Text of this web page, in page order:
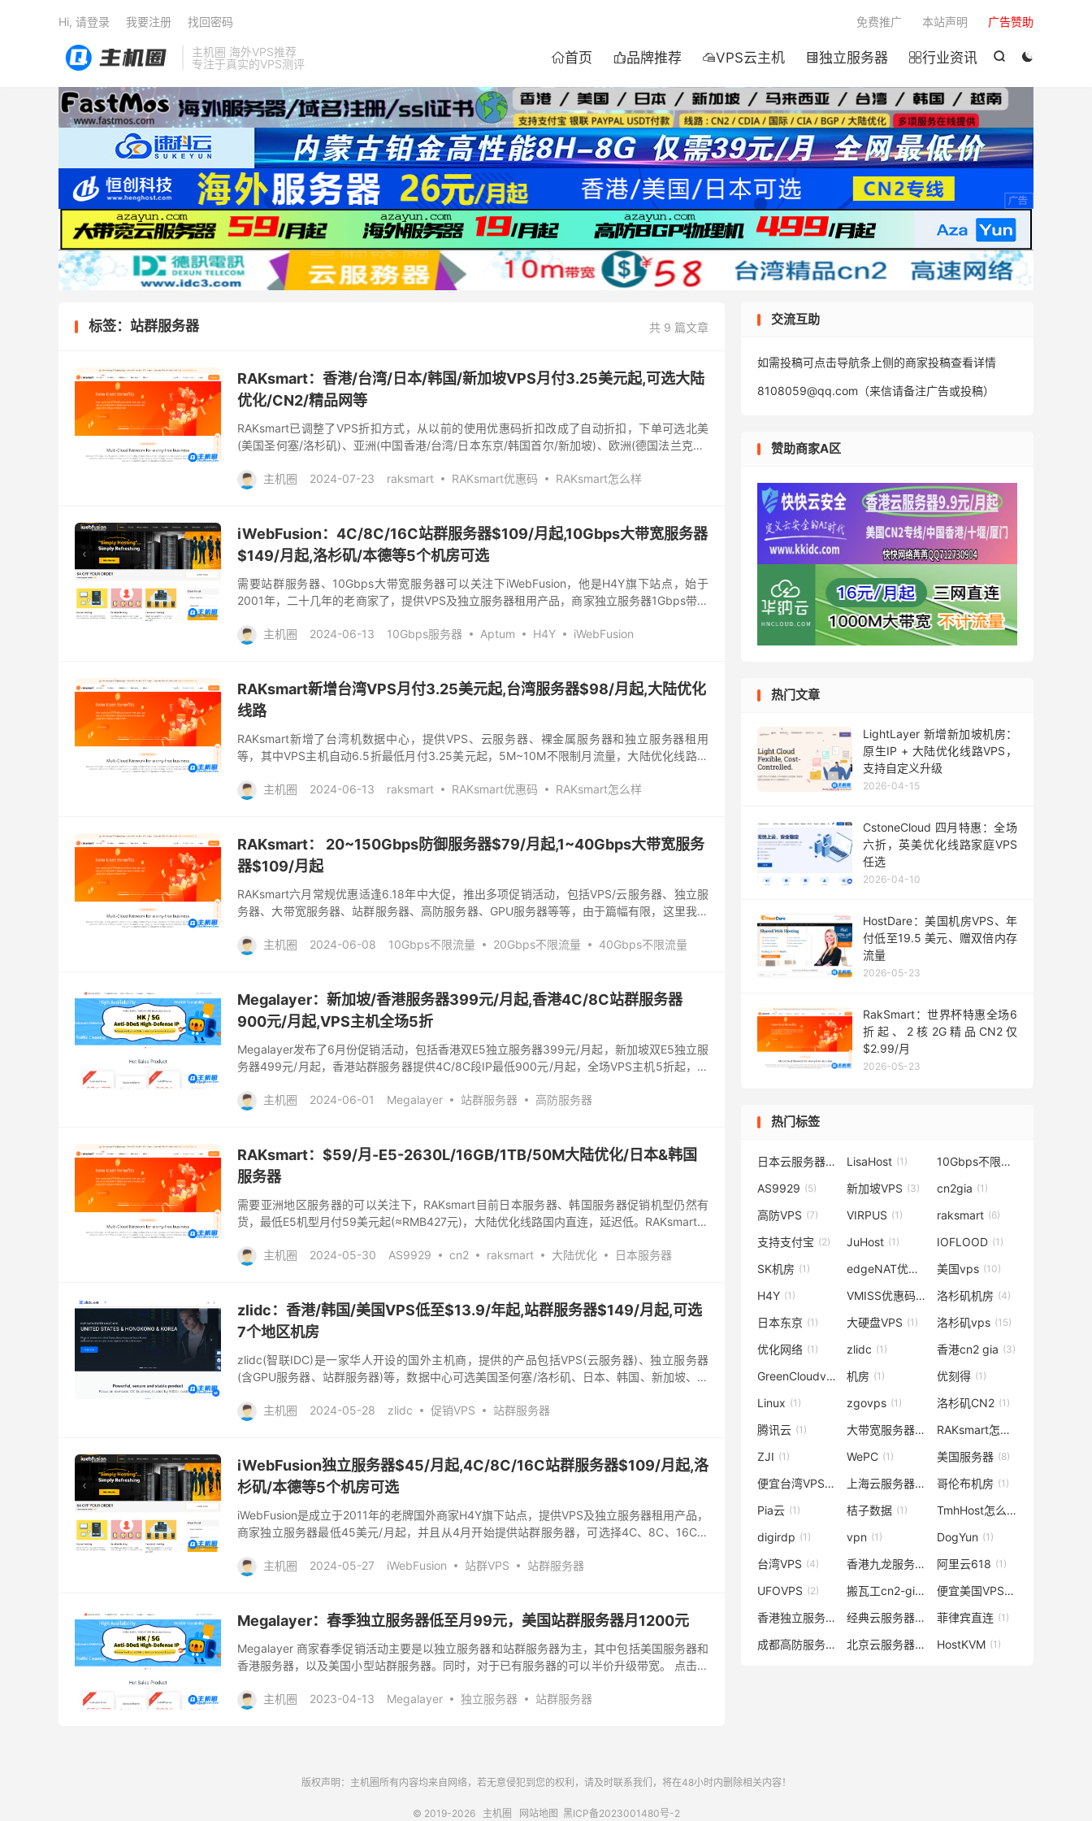
主机圈 海外VPS推荐
专注于真实的VPS测评


首页 品牌推荐 VPS云主机 独立服务器 行业资讯
免费推广 本站声明 广告赞助
Hi, 请登录 我要注册 找回密码
共 9 篇文章
标签：站群服务器
RAKsmart：香港/台湾/日本/韩国/新加坡VPS月付3.25美元起,可选大陆
优化/CN2/精品网等
RAKsmart已调整了VPS折扣方式，从以前的使用优惠码折扣改成了自动折扣，下单可选北美
(美国圣何塞/洛杉矶)、亚洲(中国香港/台湾/日本东京/韩国首尔/新加坡)、欧洲(德国法兰克福)
主机圈
2024-07-23 raksmart RAKsmart优惠码
RAKsmart怎么样
美国站群
韩国VPS 韩国服务器 韩国站群服务器 香港VPS
香港服务器
香港站群
高防服务器
iWebFusion：4C/8C/16C站群服务器$109/月起,10Gbps大带宽服务器
$149/月起,洛杉矶/本德等5个机房可选
需要站群服务器、10Gbps大带宽服务器可以关注下iWebFusion，他是H4Y旗下站点，始于
2001年，二十几年的老商家了，提供VPS及独立服务器租用产品，商家独立服务器1Gbps带宽
主机圈
2024-06-13 10Gbps服务器 Aptum H4Y
iWebFusion
RAKsmart新增台湾VPS月付3.25美元起,台湾服务器$98/月起,大陆优化
线路
RAKsmart新增了台湾机数据中心，提供VPS、云服务器、裸金属服务器和独立服务器租用
等，其中VPS主机自动6.5折最低月付3.25美元起，5M~10M不限制月流量，大陆优化线路；
主机圈
2024-06-13 raksmart RAKsmart优惠码
RAKsmart怎么样
美国站群
韩国VPS 韩国服务器 韩国站群服务器 香港VPS
香港服务器
香港站群
高防服务器
RAKsmart： 20~150Gbps防御服务器$79/月起,1~40Gbps大带宽服务
器$109/月起
RAKsmart六月常规优惠适逢6.18年中大促，推出多项促销活动，包括VPS/云服务器、独立服
务器、大带宽服务器、站群服务器、高防服务器、GPU服务器等等，由于篇幅有限，这里我们
主机圈
2024-06-08 10Gbps不限流量 20Gbps不限流量
40Gbps不限流量
高防服务器
Megalayer：新加坡/香港服务器399元/月起,香港4C/8C站群服务器
900元/月起,VPS主机全场5折
Megalayer发布了6月份促销活动，包括香港双E5独立服务器399元/月起，新加坡双E5独立服
务器499元/月起，香港站群服务器提供4C/8C段IP最低900元/月起，全场VPS主机5折起，可
主机圈
2024-06-01 Megalayer 站群服务器 高防服务器
RAKsmart：$59/月-E5-2630L/16GB/1TB/50M大陆优化/日本&韩国
服务器
需要亚洲地区服务器的可以关注下，RAKsmart目前日本服务器、韩国服务器促销机型仍然有
货，最低E5机型月付59美元起(≈RMB427元)，大陆优化线路国内直连，延迟低。RAKsmart是
主机圈
2024-05-30 AS9929 cn2 raksmart 大陆优化
日本服务器
zlidc：香港/韩国/美国VPS低至$13.9/年起,站群服务器$149/月起,可选
7个地区机房
zlidc(智联IDC)是一家华人开设的国外主机商，提供的产品包括VPS(云服务器)、独立服务器
(含GPU服务器、站群服务器)等，数据中心可选美国圣何塞/洛杉矶、日本、韩国、新加坡、香
主机圈
2024-05-28 zlidc 促销VPS 站群服务器
iWebFusion独立服务器$45/月起,4C/8C/16C站群服务器$109/月起,洛
杉矶/本德等5个机房可选
iWebFusion是成立于2011年的老牌国外商家H4Y旗下站点，提供VPS及独立服务器租用产品，
商家独立服务器最低45美元/月起，并且从4月开始提供站群服务器，可选择4C、8C、16C段
主机圈
2024-05-27 iWebFusion 站群VPS 站群服务器
Megalayer：春季独立服务器低至月99元，美国站群服务器月1200元
Megalayer 商家春季促销活动主要是以独立服务器和站群服务器为主，其中包括美国服务器和
香港服务器，以及美国小型站群服务器。同时，对于已有服务器的可以半价升级带宽。 点击直
主机圈
2023-04-13 Megalayer 独立服务器 站群服务器
交流互助
如需投稿可点击导航条上侧的商家投稿查看详情
8108059@qq.com（来信请备注广告或投稿）
赞助商家A区
热门文章
LightLayer 新增新加坡机房：
原生IP + 大陆优化线路VPS，
支持自定义升级
2026-04-15
CstoneCloud 四月特惠：全场
六折，英美优化线路家庭VPS
任选
2026-04-10
HostDare：美国机房VPS、年
付低至19.5 美元、赠双倍内存
流量
2026-05-23
RakSmart：世界杯特惠全场6
折起、2核2G精品CN2仅
$2.99/月
2026-05-23
热门标签
日本云服务器
(2) LisaHost (1) 10Gbps不限流量
AS9929 (5) 新加坡VPS (3) cn2gia (1)
高防VPS (7) VIRPUS (1) raksmart (6)
支持支付宝 (2) JuHost (1) IOFLOOD (1)
SK机房 (1) edgeNAT优惠码 (1)
美国vps (10)
H4Y (1) VMISS优惠码
(1) 洛杉矶机房 (4)
日本东京 (1) 大硬盘VPS (1) 洛杉矶vps (15)
优化网络 (1) zlidc (1) 香港cn2 gia (3)
GreenCloudvps (1)
机房 (1) 优刻得 (1)
Linux (1) zgovps (1) 洛杉矶CN2 (1)
腾讯云 (1) 大带宽服务器(6) RAKsmart怎么样
ZJI (1) WePC (1) 美国服务器 (8)
便宜台湾VPS
(2) 上海云服务器
(1) 哥伦布机房 (1)
Pia云 (1) 桔子数据 (1) TmhHost怎么样
digirdp (1) vpn (1) DogYun (1)
台湾VPS (4) 香港九龙服务器 (1)阿里云618 (1)
UFOVPS (2) 搬瓦工cn2-gia (1) 便宜美国VPS
(1)
香港独立服务器 (2) 经典云服务器
(1) 菲律宾直连 (1)
成都高防服务器 (1) 北京云服务器
(1) HostKVM (1)
版权声明：主机圈所有内容均来自网络，若无意侵犯到您的权利，请及时联系我们，将在48小时内删除相关内容！
© 2019-2026 主机圈 网站地图 黑ICP备2023001480号-2